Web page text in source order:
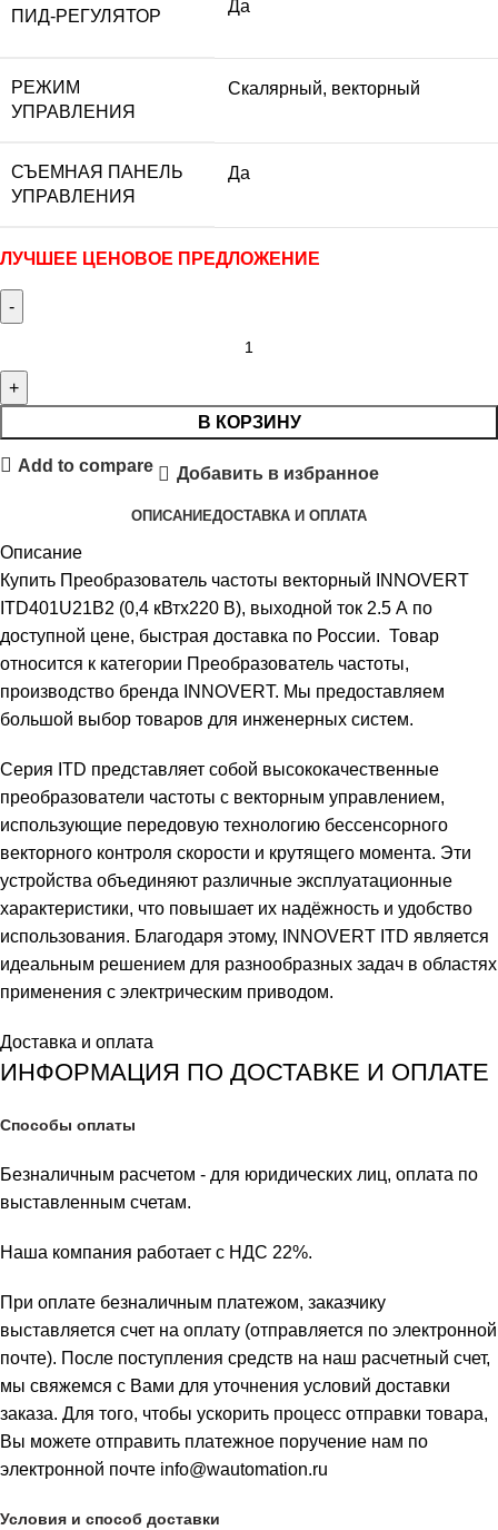
ПИД-РЕГУЛЯТОР
Да
РЕЖИМ
УПРАВЛЕНИЯ
Скалярный, векторный
СЪЕМНАЯ ПАНЕЛЬ
УПРАВЛЕНИЯ
Да
ЛУЧШЕЕ ЦЕНОВОЕ ПРЕДЛОЖЕНИЕ
В КОРЗИНУ
Add to compare Добавить в избранное
ОПИСАНИЕДОСТАВКА И ОПЛАТА
Описание
Купить Преобразователь частоты векторный INNOVERT
ITD401U21B2 (0,4 кВтx220 В), выходной ток 2.5 А по
доступной цене, быстрая доставка по России. Товар
относится к категории Преобразователь частоты,
производство бренда INNOVERT. Мы предоставляем
большой выбор товаров для инженерных систем.
Серия ITD представляет собой высококачественные
преобразователи частоты с векторным управлением,
использующие передовую технологию бессенсорного
векторного контроля скорости и крутящего момента. Эти
устройства объединяют различные эксплуатационные
характеристики, что повышает их надёжность и удобство
использования. Благодаря этому, INNOVERT ITD является
идеальным решением для разнообразных задач в областях
применения с электрическим приводом.
Доставка и оплата
ИНФОРМАЦИЯ ПО ДОСТАВКЕ И ОПЛАТЕ
Способы оплаты
Безналичным расчетом - для юридических лиц, оплата по
выставленным счетам.
Наша компания работает с НДС 22%.
При оплате безналичным платежом, заказчику
выставляется счет на оплату (отправляется по электронной
почте). После поступления средств на наш расчетный счет,
мы свяжемся с Вами для уточнения условий доставки
заказа. Для того, чтобы ускорить процесс отправки товара,
Вы можете отправить платежное поручение нам по
электронной почте info@wautomation.ru
Условия и способ доставки